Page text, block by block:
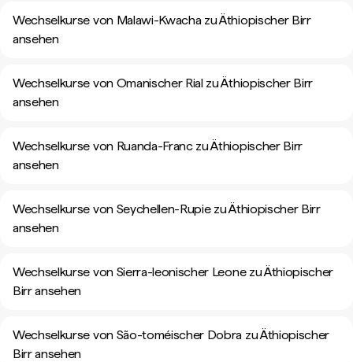
Wechselkurse von Malawi-Kwacha zu Äthiopischer Birr
ansehen
Wechselkurse von Omanischer Rial zu Äthiopischer Birr
ansehen
Wechselkurse von Ruanda-Franc zu Äthiopischer Birr
ansehen
Wechselkurse von Seychellen-Rupie zu Äthiopischer Birr
ansehen
Wechselkurse von Sierra-leonischer Leone zu Äthiopischer
Birr ansehen
Wechselkurse von São-toméischer Dobra zu Äthiopischer
Birr ansehen